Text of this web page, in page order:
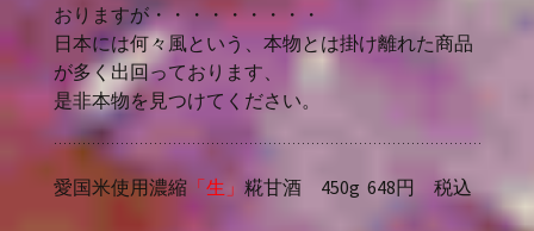
おりますが・・・・・・・・・
日本には何々風という、本物とは掛け離れた商品
が多く出回っております、
是非本物を見つけてください。
愛国米使用濃縮 「生」 糀甘酒 450g 648円 税込